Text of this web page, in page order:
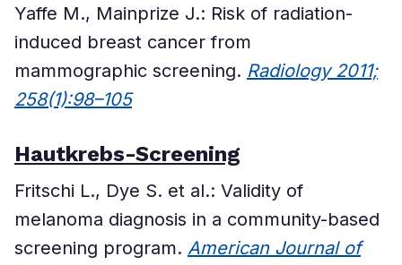
Yaffe M., Mainprize J.: Risk of radiation-
induced breast cancer from
mammographic screening. Radiology 2011;
258(1):98–105
Hautkrebs-Screening
Fritschi L., Dye S. et al.: Validity of
melanoma diagnosis in a community-based
screening program. American Journal of